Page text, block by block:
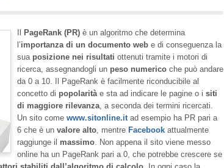
PageRank (PR) è un algoritmo che determina
l’importanza di un documento web e di conseguenza la
sua posizione nei risultati ottenuti tramite i motori di
ricerca, assegnandogli un peso numerico che può andare
da 0 a 10. Il PageRank è facilmente riconducibile al
concetto di popolaritàe sta ad indicare le pagine o i siti
di maggiore rilevanza, a seconda dei termini ricercati.
Un sito come www.sitonline.it ad esempio ha PR pari a
6 che è un valore alto, mentre Facebook attualmente
raggiunge il massimo. Non appena il sito viene messo
online ha un PageRank pari a 0, che potrebbe crescere se